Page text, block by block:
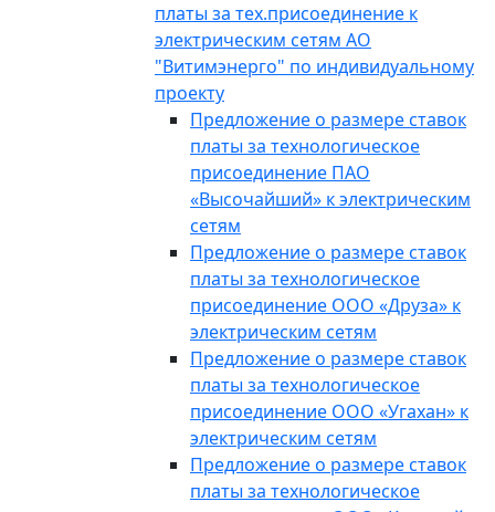
платы за тех.присоединение к
электрическим сетям АО
"Витимэнерго" по индивидуальному
проекту
Предложение о размере ставок
платы за технологическое
присоединение ПАО
«Высочайший» к электрическим
сетям
Предложение о размере ставок
платы за технологическое
присоединение ООО «Друза» к
электрическим сетям
Предложение о размере ставок
платы за технологическое
присоединение ООО «Угахан» к
электрическим сетям
Предложение о размере ставок
платы за технологическое